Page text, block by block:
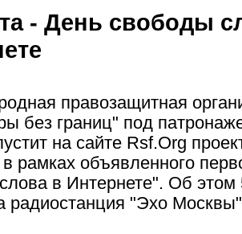
- День свободы
правозащитная
без границ" под
на сайте Rsf.Org
рамках объявленного
в Интернете". Об этом
радиостанция "Эхо